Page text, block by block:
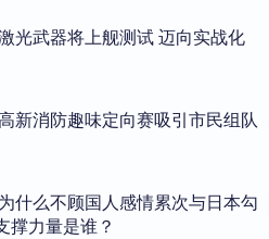
光武器将上舰测试 迈向实战化
新消防趣味定向赛吸引市民组队
什么不顾国人感情累次与日本勾
撑力量是谁？